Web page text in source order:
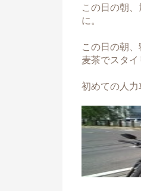
この日の朝
に。
この日の朝
麦茶でスタ
初めての人